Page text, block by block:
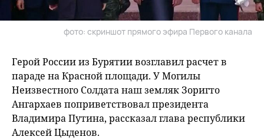
фото: скриншот прямого эфира Первого канала
Герой России из Бурятии возглавил расчет в
параде на Красной площади. У Могилы
Неизвестного Солдата наш земляк Зоригто
Ангархаев поприветствовал президента
Владимира Путина, рассказал глава республики
Алексей Цыденов.